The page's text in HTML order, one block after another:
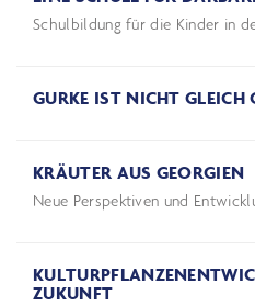
Schulbildung für die Kinder in
GURKE IST NICHT GLEICH
KRÄUTER AUS GEORGIEN
Neue Perspektiven und
ZUKUNFT